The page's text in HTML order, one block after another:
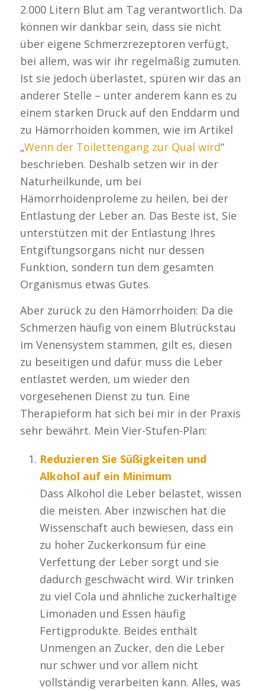
2.000 Litern Blut am Tag verantwortlich. Da
können wir dankbar sein, dass sie nicht
über eigene Schmerzrezeptoren verfügt,
bei allem, was wir ihr regelmäßig zumuten.
Ist sie jedoch überlastet, spüren wir das an
anderer Stelle – unter anderem kann es zu
einem starken Druck auf den Enddarm und
zu Hämorrhoiden kommen, wie im Artikel
„Wenn der Toilettengang zur Qual wird“
beschrieben. Deshalb setzen wir in der
Naturheilkunde, um bei
Hämorrhoidenproleme zu heilen, bei der
Entlastung der Leber an. Das Beste ist, Sie
unterstützen mit der Entlastung Ihres
Entgiftungsorgans nicht nur dessen
Funktion, sondern tun dem gesamten
Organismus etwas Gutes.
Aber zurück zu den Hämorrhoiden: Da die
Schmerzen häufig von einem Blutrückstau
im Venensystem stammen, gilt es, diesen
zu beseitigen und dafür muss die Leber
entlastet werden, um wieder den
vorgesehenen Dienst zu tun. Eine
Therapieform hat sich bei mir in der Praxis
sehr bewährt. Mein Vier-Stufen-Plan:
Reduzieren Sie Süßigkeiten und
Alkohol auf ein Minimum
Dass Alkohol die Leber belastet, wissen
die meisten. Aber inzwischen hat die
Wissenschaft auch bewiesen, dass ein
zu hoher Zuckerkonsum für eine
Verfettung der Leber sorgt und sie
dadurch geschwächt wird. Wir trinken
zu viel Cola und ähnliche zuckerhaltige
Limonaden und Essen häufig
Fertigprodukte. Beides enthält
Unmengen an Zucker, den die Leber
nur schwer und vor allem nicht
vollständig verarbeiten kann. Alles, was